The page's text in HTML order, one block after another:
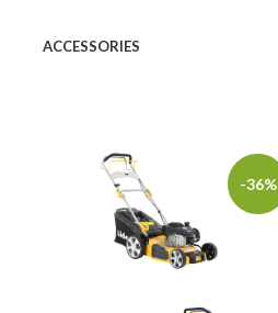
ACCESSORIES
-36%